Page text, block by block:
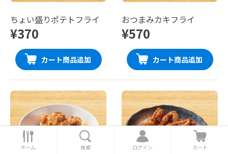
ちょい盛りポテトフライ
¥370
カート商品追加
おつまみカキフライ
¥570
カート商品追加
ホ
ー
ホーム 索
検索
ロ
グ
ログイン
カ
ー
カート